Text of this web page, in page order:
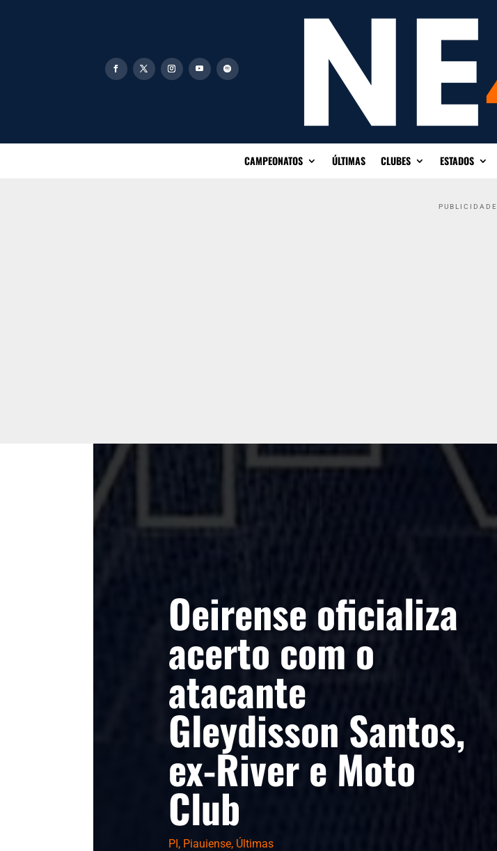
CAMPEONATOS ÚLTIMAS CLUBES ESTADOS
PUBLICIDADE
Oeirense oficializa
acerto com o
atacante
Gleydisson Santos,
ex-River e Moto
Club
PI, Piauiense, Últimas